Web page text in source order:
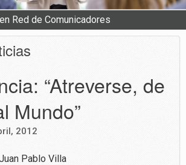
Red de Comunicadores
“Atreverse, de
Mundo”
2012
Pablo Villa